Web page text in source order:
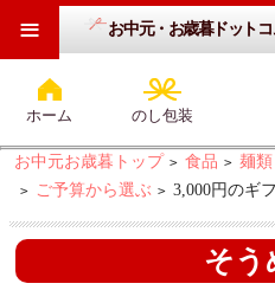
お中元・お歳暮ドット
ホーム のし包装
≡
お中元お歳暮トップ > 食品 > 麺
> ご予算から選ぶ > 3,000円のギ
そう